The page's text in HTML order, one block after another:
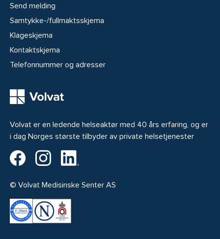
Volvat er en ledende helseaktør med 40 års erfaring, og er
i dag Norges største tilbyder av private helsetjenester
Volvat på Facebook
Volvat på Instagram
© Volvat Medisinske Senter AS
Send melding
Samtykke-/fullmaktsskjema
Klageskjema
Kontaktskjema
Telefonnummer og adresser